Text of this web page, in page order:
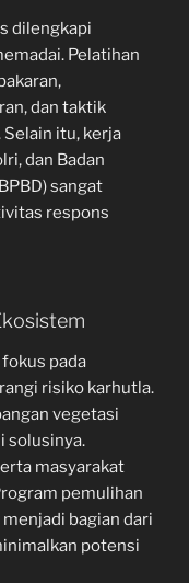
dilengkapi
Pelatihan
dan taktik
itu, kerja
dan Badan
sangat
respons
pada
risiko karhutla.
vegetasi
solusinya.
masyarakat
pemulihan
bagian dari
potensi